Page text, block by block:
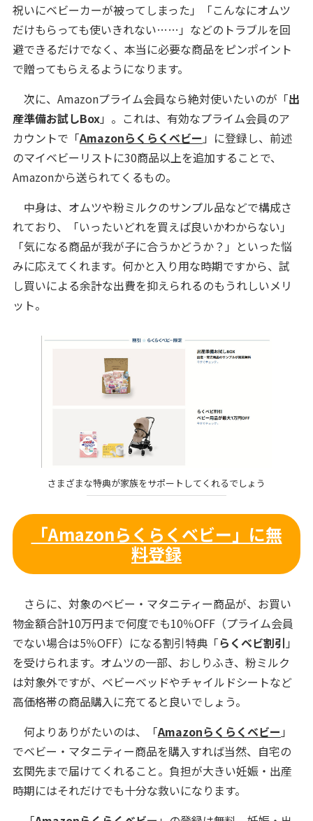
祝いにベビーカーが被ってしまった」「こんなにオムツ
だけもらっても使いきれない……」などのトラブルを回
避できるだけでなく、本当に必要な商品をピンポイント
で贈ってもらえるようになります。
次に、Amazonプライム会員なら絶対使いたいのが「出
産準備お試しBox」。これは、有効なプライム会員のア
カウントで「Amazonらくらくベビー 」に登録し、前述
のマイベビーリストに30商品以上を追加することで、
Amazonから送られてくるもの。
中身は、オムツや粉ミルクのサンプル品などで構成さ
れており、「いったいどれを買えば良いかわからない」
「気になる商品が我が子に合うかどうか？」といった悩
みに応えてくれます。何かと入り用な時期ですから、試
し買いによる余計な出費を抑えられるのもうれしいメリ
ット。
さまざまな特典が家族をサポートしてくれるでしょう
「Amazonらくらくベビー」に無
料登録
さらに、対象のベビー・マタニティー商品が、お買い
物金額合計10万円まで何度でも10％OFF（プライム会員
でない場合は5％OFF）になる割引特典「らくベビ割引 」
を受けられます。オムツの一部、おしりふき、粉ミルク
は対象外ですが、ベビーベッドやチャイルドシートなど
高価格帯の商品購入に充てると良いでしょう。
何よりありがたいのは、「Amazonらくらくベビー 」
でベビー・マタニティー商品を購入すれば当然、自宅の
玄関先まで届けてくれること。負担が大きい妊娠・出産
時期にはそれだけでも十分な救いになります。